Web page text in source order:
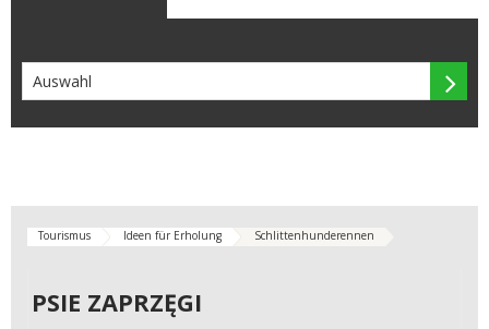

Tourismus Ideen für Erholung Schlittenhunderennen
PSIE ZAPRZĘGI